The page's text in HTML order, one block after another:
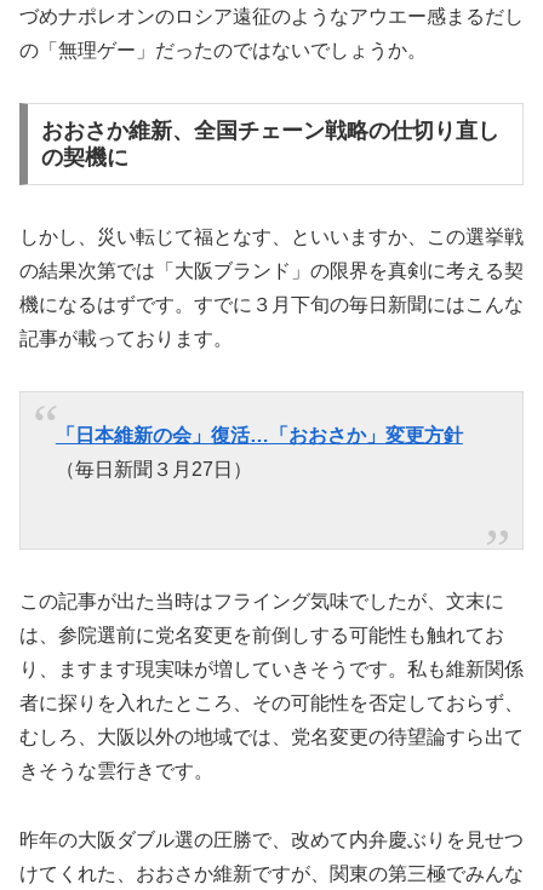
づめナポレオンのロシア遠征のようなアウエー感まるだし
の「無理ゲー」だったのではないでしょうか。
おおさか維新、全国チェーン戦略の仕切り直し
の契機に
しかし、災い転じて福となす、といいますか、この選挙戦
の結果次第では「大阪ブランド」の限界を真剣に考える契
機になるはずです。すでに３月下旬の毎日新聞にはこんな
記事が載っております。
「日本維新の会」復活…「おおさか」変更方針
（毎日新聞３月27日）
この記事が出た当時はフライング気味でしたが、文末に
は、参院選前に党名変更を前倒しする可能性も触れてお
り、ますます現実味が増していきそうです。私も維新関係
者に探りを入れたところ、その可能性を否定しておらず、
むしろ、大阪以外の地域では、党名変更の待望論すら出て
きそうな雲行きです。
昨年の大阪ダブル選の圧勝で、改めて内弁慶ぶりを見せつ
けてくれた、おおさか維新ですが、関東の第三極でみんな